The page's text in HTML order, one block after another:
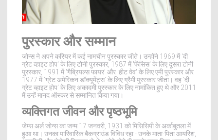
पुरस्कार और सम्मान
जोन्स ने अपने करियर में कई नामचीन पुरस्कार जीते। उन्होंने 1969 में 'दी
ग्रेट व्हाइट होप' के लिए टोनी पुरस्कार, 1987 में 'फेंसिस' के लिए दूसरा टोनी
पुरस्कार, 1991 में 'गैब्रियल्स फायर' और 'हीट वेव' के लिए एमी पुरस्कार और
1977 में 'ग्रेट अमेरिकन डॉक्यूमेंट्स' के लिए ग्रैमी पुरस्कार जीता। वह 'दी
ग्रेट व्हाइट होप' के लिए अकादमी पुरस्कार के लिए नामांकित हुए थे और 2011
में उन्हें मानद ऑस्कर से सम्मानित किया गया।
व्यक्तिगत जीवन और पृष्ठभूमि
जेम्स अर्ल जोन्स का जन्म 17 जनवरी, 1931 को मिसिसिपी के अर्काबुतला में
हुआ था। उनका पारिवारिक बैकग्राउंड विविध रहा - उनके माता-पिता आयरिश,